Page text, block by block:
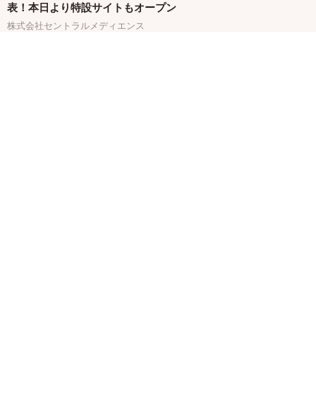
表！本日より特設サイトもオープン
株式会社セントラルメディエンス